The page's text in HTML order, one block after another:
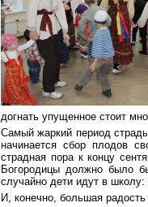
догнать упущенное стоит
Самый жаркий период
начинается сбор плодов
страдная пора к концу
Богородицы должно было
случайно дети идут в
И, конечно, большая